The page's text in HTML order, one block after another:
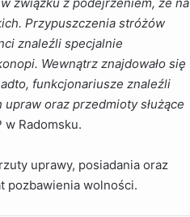
Przypuszczenia stróżów
znaleźli specjalnie
Wewnątrz znajdowało się
funkcjonariusze znaleźli
oraz przedmioty służące
w Radomsku.
uprawy, posiadania oraz
pozbawienia wolności.